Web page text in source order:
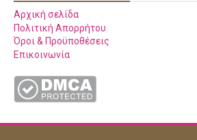
Αρχική σελίδα
Πολιτική Απορρήτου
Όροι & Προϋποθέσεις
Επικοινωνία